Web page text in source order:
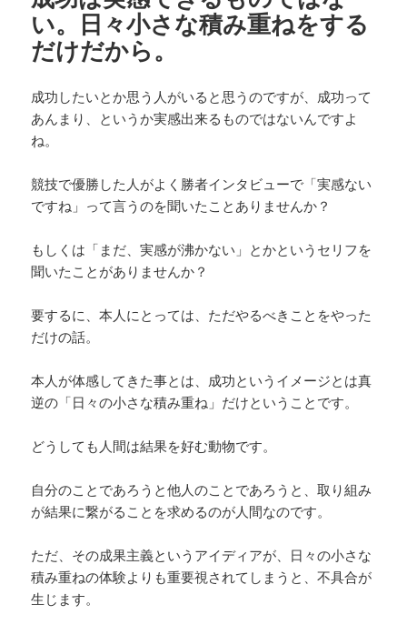
い。日々小さな積み重ねをする
だけだから。
成功したいとか思う人がいると思うのですが、成功って
あんまり、というか実感出来るものではないんですよ
ね。
競技で優勝した人がよく勝者インタビューで「実感ない
ですね」って言うのを聞いたことありませんか？
もしくは「まだ、実感が沸かない」とかというセリフを
聞いたことがありませんか？
要するに、本人にとっては、ただやるべきことをやった
だけの話。
本人が体感してきた事とは、成功というイメージとは真
逆の「日々の小さな積み重ね」だけということです。
どうしても人間は結果を好む動物です。
自分のことであろうと他人のことであろうと、取り組み
が結果に繋がることを求めるのが人間なのです。
ただ、その成果主義というアイディアが、日々の小さな
積み重ねの体験よりも重要視されてしまうと、不具合が
生じます。